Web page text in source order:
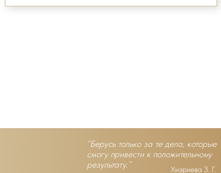
Хизриева З. Г.
“Берусь только за те дела, которые
смогу привести к положительному
результату.”